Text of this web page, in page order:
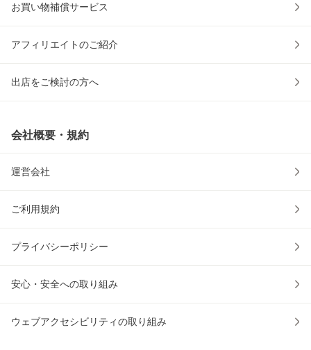
お買い物補償サービス
アフィリエイトのご紹介
出店をご検討の方へ
会社概要・規約
運営会社
ご利用規約
プライバシーポリシー
安心・安全への取り組み
ウェブアクセシビリティの取り組み